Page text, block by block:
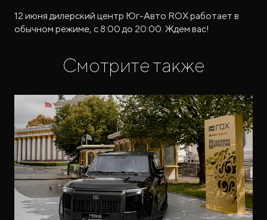
12 июня дилерский центр Юг-Авто ROX работает в
обычном режиме, с 8:00 до 20:00. Ждем вас!
Смотрите также